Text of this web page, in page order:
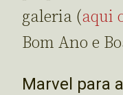
galeria (aqui
Bom Ano e
Marvel para